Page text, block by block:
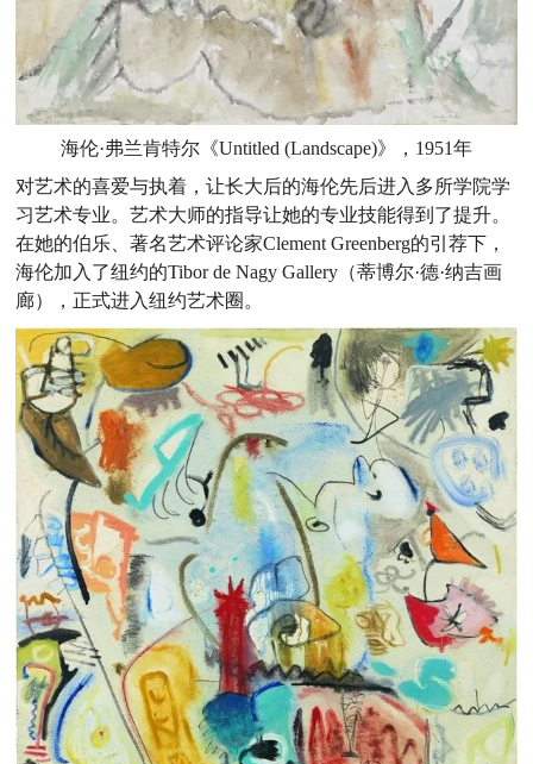
海伦·弗兰肯特尔《Untitled (Landscape)》，1951年
对艺术的喜爱与执着，让长大后的海伦先后进入多所学院学
习艺术专业。艺术大师的指导让她的专业技能得到了提升。
在她的伯乐、著名艺术评论家Clement Greenberg的引荐下，
海伦加入了纽约的Tibor de Nagy Gallery（蒂博尔·德·纳吉画
廊），正式进入纽约艺术圈。